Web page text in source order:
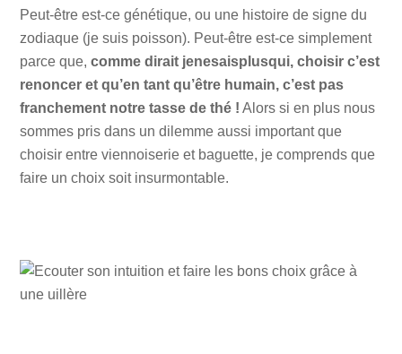
Peut-être est-ce génétique, ou une histoire de signe du
zodiaque (je suis poisson). Peut-être est-ce simplement
parce que,comme dirait jenesaisplusqui, choisir c’est
renoncer et qu’en tant qu’être humain, c’est pas
franchement notre tasse de thé ! Alors si en plus nous
sommes pris dans un dilemme aussi important que
choisir entre viennoiserie et baguette, je comprends que
faire un choix soit insurmontable.